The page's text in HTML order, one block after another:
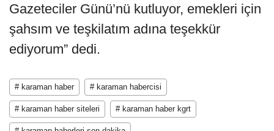
Gazeteciler Günü’nü kutluyor, emekleri için
şahsım ve teşkilatım adına teşekkür
ediyorum” dedi.
# karaman haber # karaman habercisi
# karaman haber siteleri # karaman haber kgrt